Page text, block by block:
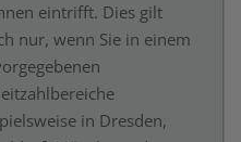
eintrifft. Dies gilt
nur, wenn Sie in einem
in Dresden,